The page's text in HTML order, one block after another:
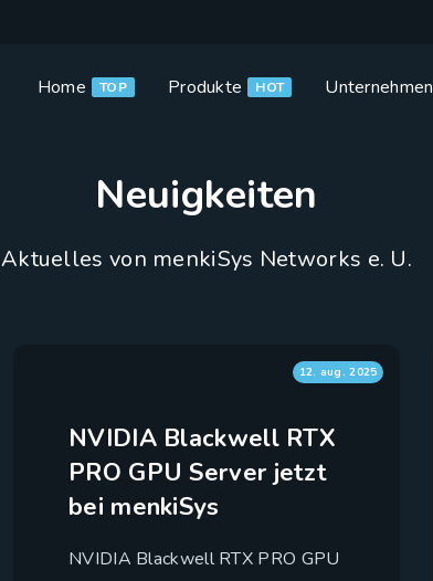
Home TOP Produkte HOT Unternehmen
Neuigkeiten
Aktuelles von menkiSys Networks e. U.
12. aug. 2025
NVIDIA Blackwell RTX
PRO GPU Server jetzt
bei menkiSys
NVIDIA Blackwell RTX PRO GPU